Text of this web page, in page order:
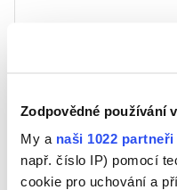
Zodpovědné používání
My a naši 1022 partneři
např. číslo IP) pomocí
cookie pro uchování a
E-mail